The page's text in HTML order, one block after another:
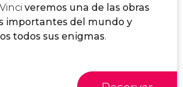
Vinci veremos una de las obras
importantes del mundo y
todos sus enigmas.